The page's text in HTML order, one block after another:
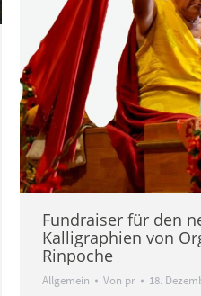
Fundraiser für den
Kalligraphien von
Rinpoche
Allgemein Von pr 18.